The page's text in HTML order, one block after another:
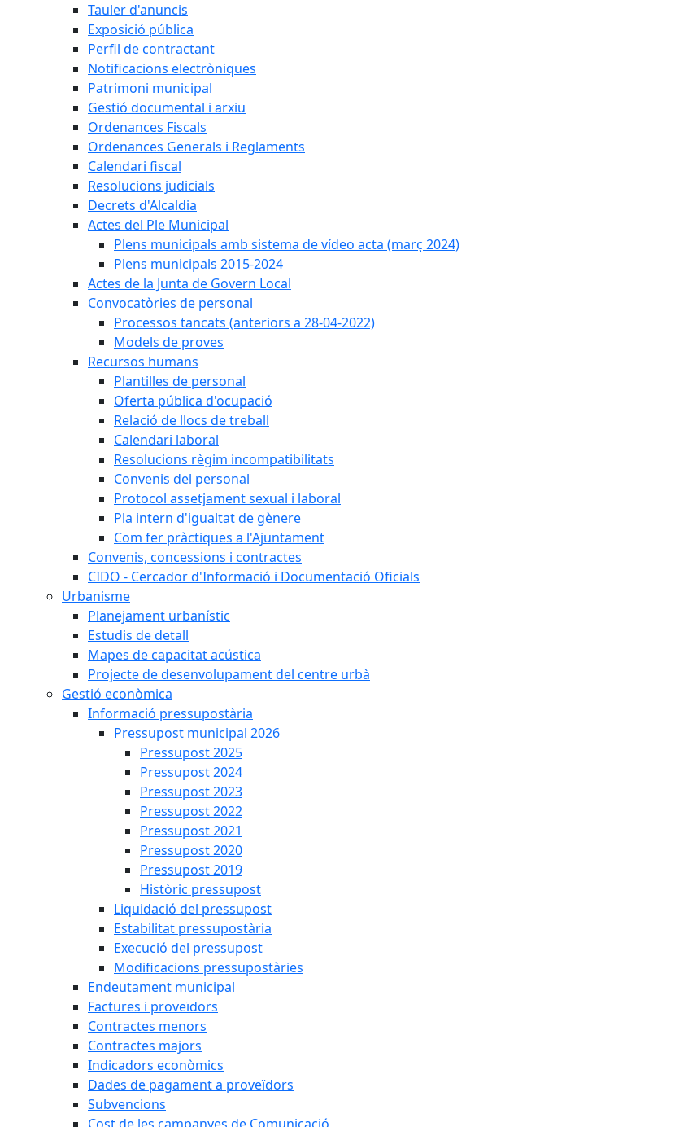
Tauler d'anuncis
Exposició pública
Perfil de contractant
Notificacions electròniques
Patrimoni municipal
Gestió documental i arxiu
Ordenances Fiscals
Ordenances Generals i Reglaments
Calendari fiscal
Resolucions judicials
Decrets d'Alcaldia
Actes del Ple Municipal
Plens municipals amb sistema de vídeo acta (març 2024)
Plens municipals 2015-2024
Actes de la Junta de Govern Local
Convocatòries de personal
Processos tancats (anteriors a 28-04-2022)
Models de proves
Recursos humans
Plantilles de personal
Oferta pública d'ocupació
Relació de llocs de treball
Calendari laboral
Resolucions règim incompatibilitats
Convenis del personal
Protocol assetjament sexual i laboral
Pla intern d'igualtat de gènere
Com fer pràctiques a l'Ajuntament
Convenis, concessions i contractes
CIDO - Cercador d'Informació i Documentació Oficials
Urbanisme
Planejament urbanístic
Estudis de detall
Mapes de capacitat acústica
Projecte de desenvolupament del centre urbà
Gestió econòmica
Informació pressupostària
Pressupost municipal 2026
Pressupost 2025
Pressupost 2024
Pressupost 2023
Pressupost 2022
Pressupost 2021
Pressupost 2020
Pressupost 2019
Històric pressupost
Liquidació del pressupost
Estabilitat pressupostària
Execució del pressupost
Modificacions pressupostàries
Endeutament municipal
Factures i proveïdors
Contractes menors
Contractes majors
Indicadors econòmics
Dades de pagament a proveïdors
Subvencions